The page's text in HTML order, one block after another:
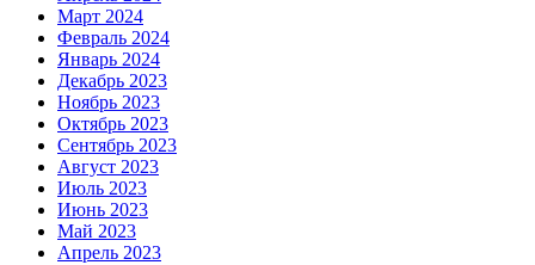
Март 2024
Февраль 2024
Январь 2024
Декабрь 2023
Ноябрь 2023
Октябрь 2023
Сентябрь 2023
Август 2023
Июль 2023
Июнь 2023
Май 2023
Апрель 2023